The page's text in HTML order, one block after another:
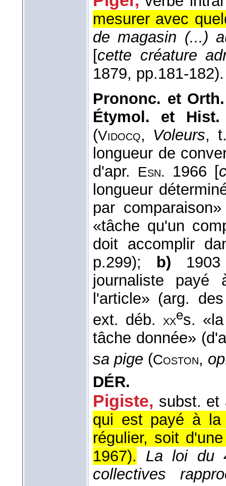
mesurer avec
de magasin (...)
[cette créature
1879, pp.181-182).
Prononc. et
Étymol. et
(Vidocq, Voleurs,
longueur de
d'apr.
Esn. 1966 [
longueur
par
«tâche qu'un
doit accomplir
p.299); b) 1903
journaliste
l'article» (arg.
ext. déb.xxes.
tâche donnée»
sa pige (Coston,
DÉR.
Pigiste, subst. et
qui est payé à
régulier, soit
1967).
La loi du
collectives